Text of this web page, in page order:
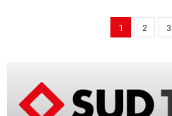
1 2 3